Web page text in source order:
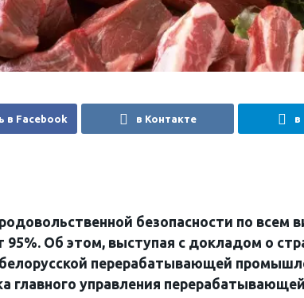
в Facebook в Контакте в
безопасности по всем
95%. Об этом, выступая с докладом о
перерабатывающей
главного управления